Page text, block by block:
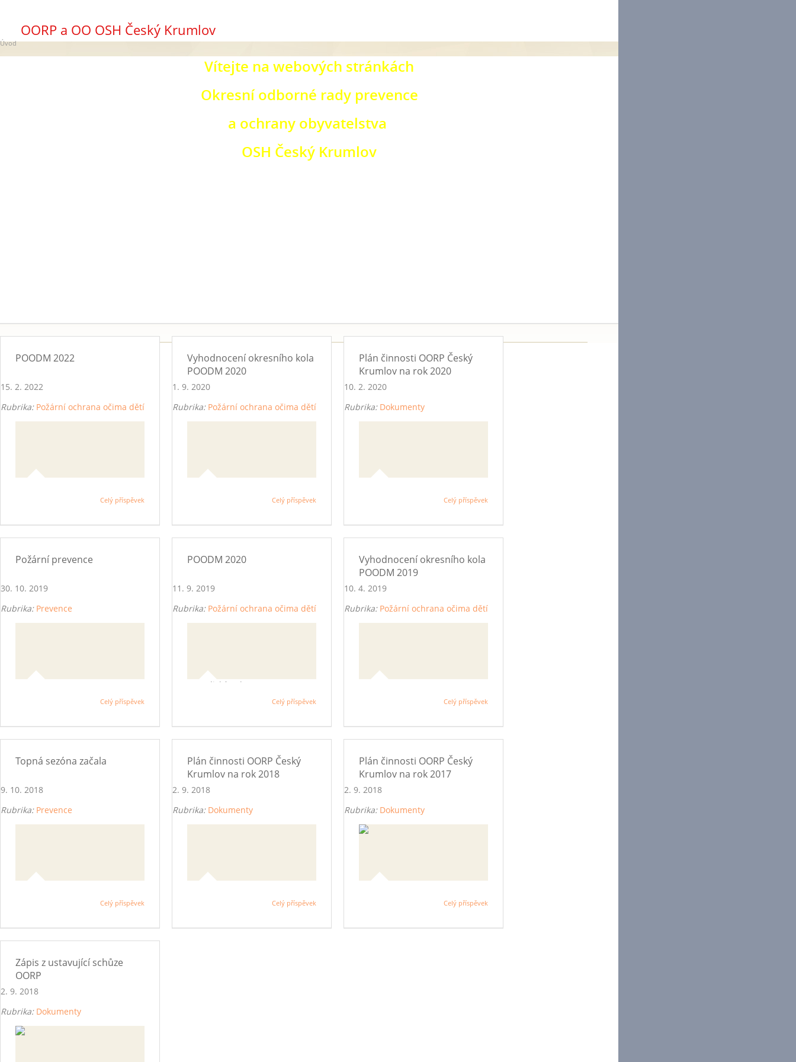
OORP a OO OSH Český Krumlov
Úvod
Vítejte na webových stránkách
Okresní odborné rady prevence
a ochrany obyvatelstva
OSH Český Krumlov
POODM 2022
15. 2. 2022
Rubrika: Požární ochrana očima dětí
Celý příspěvek
Vyhodnocení okresního kola
POODM 2020
1. 9. 2020
Rubrika: Požární ochrana očima dětí
Celý příspěvek
Plán činnosti OORP Český
Krumlov na rok 2020
10. 2. 2020
Rubrika: Dokumenty
Celý příspěvek
Požární prevence
30. 10. 2019
Rubrika: Prevence
Celý příspěvek
POODM 2020
11. 9. 2019
Rubrika: Požární ochrana očima dětí
Metodický pokyn starosty SH
ČMS pro 46. ročník soutěže
"Požární ochrana očima dětí a
Celý příspěvek
Vyhodnocení okresního kola
POODM 2019
10. 4. 2019
Rubrika: Požární ochrana očima dětí
Celý příspěvek
Topná sezóna začala
9. 10. 2018
Rubrika: Prevence
Celý příspěvek
Plán činnosti OORP Český
Krumlov na rok 2018
2. 9. 2018
Rubrika: Dokumenty
Celý příspěvek
Plán činnosti OORP Český
Krumlov na rok 2017
2. 9. 2018
Rubrika: Dokumenty
Celý příspěvek
Zápis z ustavující schůze
OORP
2. 9. 2018
Rubrika: Dokumenty